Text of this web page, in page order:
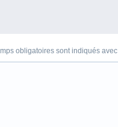
obligatoires sont indiqués avec